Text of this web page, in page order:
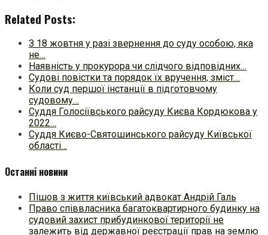
Related Posts:
З 18 жовтня у разі звернення до суду особою, яка
не…
Наявність у прокурора чи слідчого відповідних…
Судові повістки та порядок їх вручення, зміст…
Коли суд першої інстанції в підготовчому
судовому…
Суддя Голосіївського райсуду Києва Кордюкова у
2022…
Суддя Києво-Святошинського райсуду Київської
області…
Останні новини
Пішов з життя київський адвокат Андрій Галь
Право співвласника багатоквартирного будинку на
судовий захист прибудинкової території не
залежить від державної реєстрації прав на землю